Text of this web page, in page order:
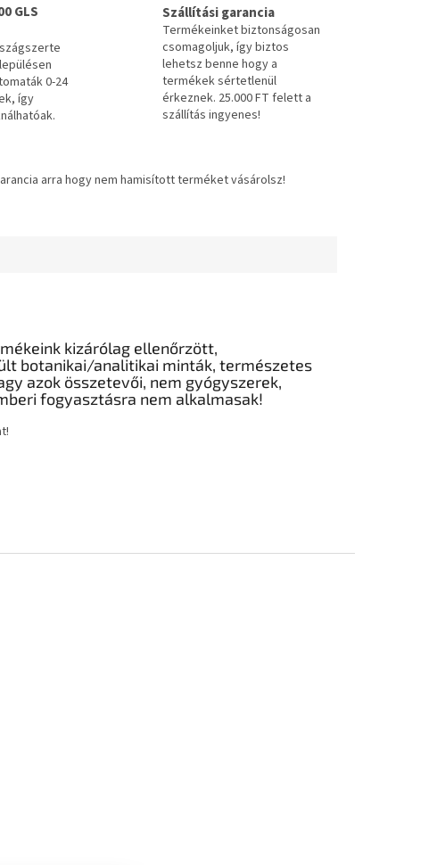
GLS
0-24
így
Szállítási garancia
Termékeinket biztonságosan
csomagoljuk, így biztos
lehetsz benne hogy a
termékek sértetlenül
érkeznek. 25.000 FT felett a
szállítás ingyenes!
arra hogy nem hamisított terméket vásárolsz!
kizárólag ellenőrzött,
botanikai/analitikai minták, természetes
azok összetevői, nem gyógyszerek,
fogyasztásra nem alkalmasak!